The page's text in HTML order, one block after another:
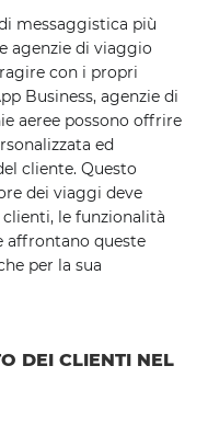
messaggistica più
agenzie di viaggio
con i propri
Business, agenzie di
aeree possono offrire
ed
cliente. Questo
dei viaggi deve
le funzionalità
affrontano queste
per la sua
DEI CLIENTI NEL